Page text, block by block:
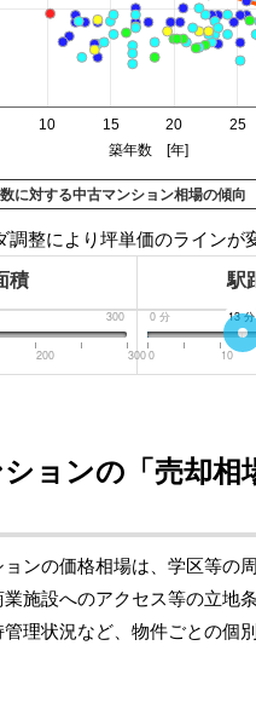
10 15 20 25
築年数 [年]
に対する中古マンション相場の傾向
調整により坪単価のラインが
積 駅
300
200 300
0 分 13分
0 10
ョンの「売却相
ンの価格相場は、学区等の
施設へのアクセス等の立地
理状況など、物件ごとの個